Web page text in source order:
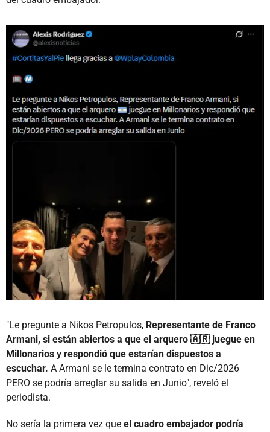
"Le pregunte a Nikos Petropulos, Representante de Franco
Armani, si están abiertos a que el arquero 🇦🇷 juegue en
Millonarios y respondió que estarían dispuestos a
escuchar. A Armani se le termina contrato en Dic/2026
PERO se podría arreglar su salida en Junio", reveló el
periodista.
No sería la primera vez que el cuadro embajador podría